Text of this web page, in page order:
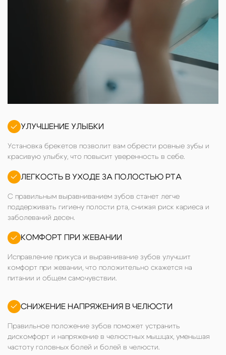
УЛУЧШЕНИЕ УЛЫБКИ
Установка брекетов позволит вам обрести ровные зубы и
красивую улыбку, что повысит уверенность в себе.
ЛЕГКОСТЬ В УХОДЕ ЗА ПОЛОСТЬЮ РТА
С правильным выравниванием зубов станет легче
поддерживать гигиену полости рта, снижая риск кариеса и
заболеваний десен.
КОМФОРТ ПРИ ЖЕВАНИИ
Исправление прикуса и выравнивание зубов улучшит
комфорт при жевании, что положительно скажется на
питании и общем самочувствии.
СНИЖЕНИЕ НАПРЯЖЕНИЯ В ЧЕЛЮСТИ
Правильное положение зубов поможет устранить
дискомфорт и напряжение в челюстных мышцах, уменьшая
частоту головных болей и болей в челюсти.